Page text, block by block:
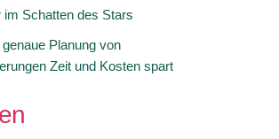
Schatten des Stars
Planung von
Zeit und Kosten spart